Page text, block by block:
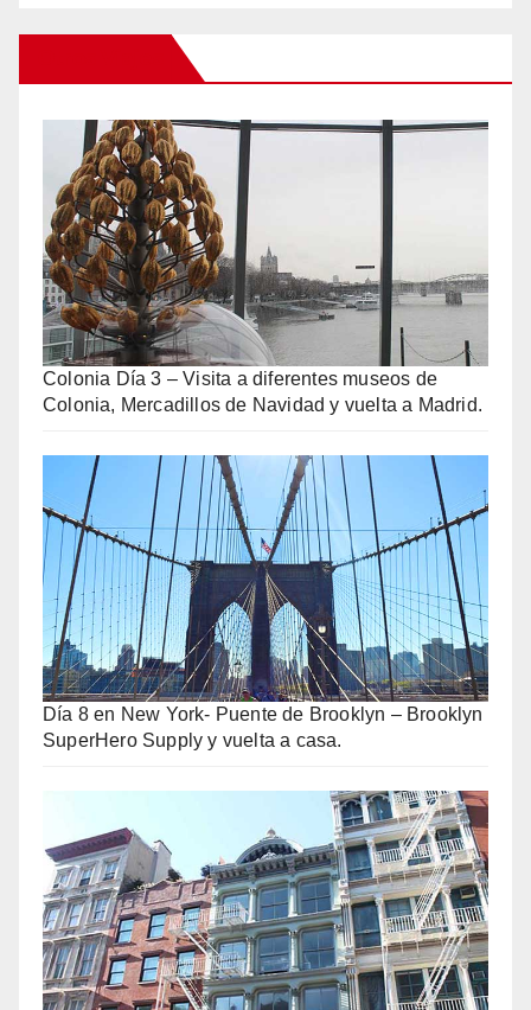
Colonia Día 3 – Visita a diferentes museos de
Colonia, Mercadillos de Navidad y vuelta a Madrid.
Día 8 en New York- Puente de Brooklyn – Brooklyn
SuperHero Supply y vuelta a casa.